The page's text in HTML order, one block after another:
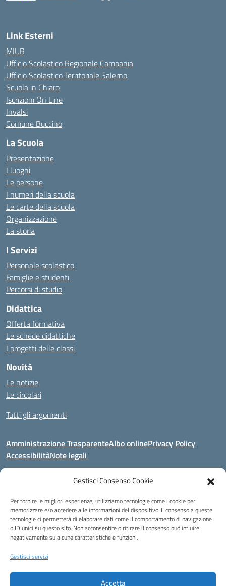
Gestisci Consenso Cookie
Per fornire le migliori esperienze, utilizziamo tecnologie come i cookie per
memorizzare e/o accedere alle informazioni del dispositivo. Il consenso a queste
tecnologie ci permetterà di elaborare dati come il comportamento di navigazione
o ID unici su questo sito. Non acconsentire o ritirare il consenso può influire
negativamente su alcune caratteristiche e funzioni.
Gestisci servizi
Accetta
Link Esterni
MIUR
Ufficio Scolastico Regionale Campania
Ufficio Scolastico Territoriale Salerno
Scuola in Chiaro
Iscrizioni On Line
Invalsi
Comune Buccino
La Scuola
Presentazione
I luoghi
Le persone
I numeri della scuola
Le carte della scuola
Organizzazione
La storia
I Servizi
Personale scolastico
Famiglie e studenti
Percorsi di studio
Didattica
Offerta formativa
Le schede didattiche
I progetti delle classi
Novità
Le notizie
Le circolari
Tutti gli argomenti
Amministrazione TrasparenteAlbo onlinePrivacy Policy
AccessibilitàNote legali
Centralino:0828 955033 Email:saic8be00q@istruzione.it
Posta elettronica certificata (PEC):saic8be00q@pec.istruzione.it
Codice fiscale: 91053550652
Codice Indice delle Pubbliche Amministrazioni (IPA): icb_65